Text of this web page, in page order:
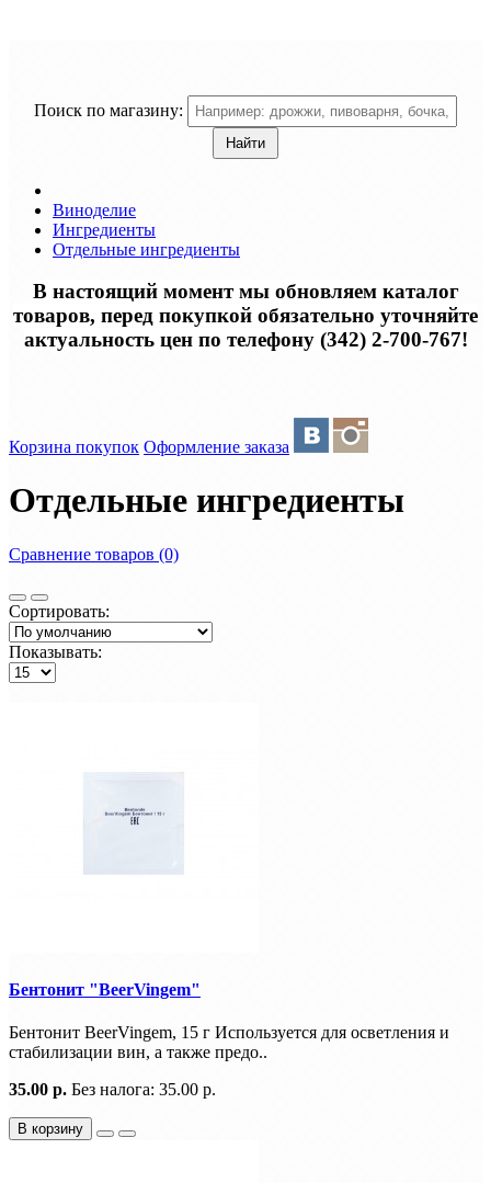
Поиск по магазину:
Виноделие
Ингредиенты
Отдельные ингредиенты
В настоящий момент мы обновляем каталог
товаров, перед покупкой обязательно уточняйте
актуальность цен по телефону (342) 2-700-767!
Корзина покупок Оформление заказа
Отдельные ингредиенты
Сравнение товаров (0)
Сортировать:
Показывать:
Бентонит "BeerVingem"
Бентонит BeerVingem, 15 г Используется для осветления и
стабилизации вин, а также предо..
35.00 р. Без налога: 35.00 р.
В корзину